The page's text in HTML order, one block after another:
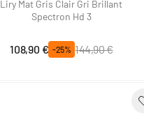
Liry Mat Gris Clair Gri Brillant
Spectron Hd 3
Prix spécial
108,90 € -25%
Prix normal
144,90 €